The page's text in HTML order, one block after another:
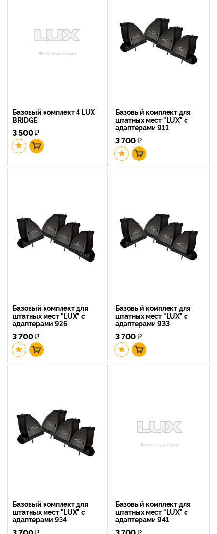
Базовый комплект 4 LUX
BRIDGE
3 500₽
Базовый комплект для
штатных мест "LUX" с
адаптерами 911
3 700₽
Базовый комплект для
штатных мест "LUX" с
адаптерами 926
3 700₽
Базовый комплект для
штатных мест "LUX" с
адаптерами 933
3 700₽
Базовый комплект для
штатных мест "LUX" с
адаптерами 934
Базовый комплект для
штатных мест "LUX" с
адаптерами 941